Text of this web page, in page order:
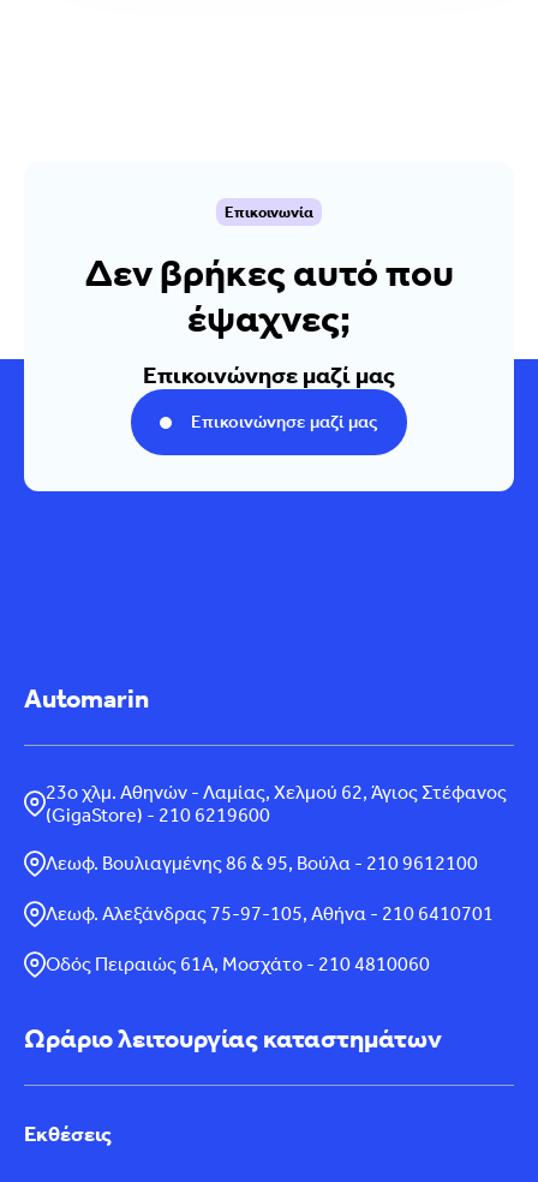
Επικοινωνία
Δεν βρήκες αυτό που
έψαχνες;
Επικοινώνησε μαζί μας
Επικοινώνησε μαζί μας
Automarin
23ο χλμ. Αθηνών - Λαμίας, Χελμού 62, Άγιος Στέφανος
(GigaStore) - 210 6219600
Λεωφ. Βουλιαγμένης 86 & 95, Βούλα - 210 9612100
Λεωφ. Αλεξάνδρας 75-97-105, Αθήνα - 210 6410701
Οδός Πειραιώς 61Α, Μοσχάτο - 210 4810060
Ωράριο λειτουργίας καταστημάτων
Εκθέσεις